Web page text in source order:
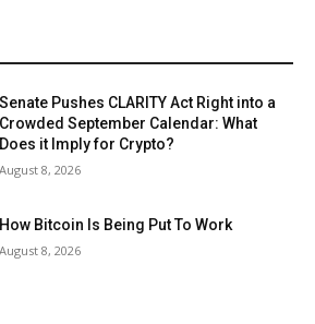
Senate Pushes CLARITY Act Right into a
Crowded September Calendar: What
Does it Imply for Crypto?
August 8, 2026
How Bitcoin Is Being Put To Work
August 8, 2026